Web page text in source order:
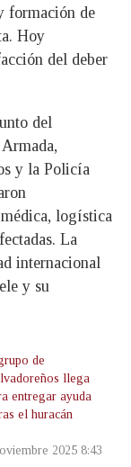
formación de
Hoy
del deber
del
y la Policía
logística
La
internacional
y su
de
llega
entregar ayuda
el huracán
2025 8:43